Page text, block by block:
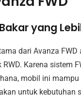
yang
dari Avanza
Karena sistem
mobil ini
untuk kebutuhan